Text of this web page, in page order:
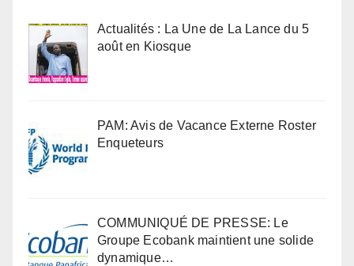
Actualités : La Une de La Lance du 5
août en Kiosque
PAM: Avis de Vacance Externe Roster
Enqueteurs
COMMUNIQUÉ DE PRESSE: Le
Groupe Ecobank maintient une solide
dynamique…